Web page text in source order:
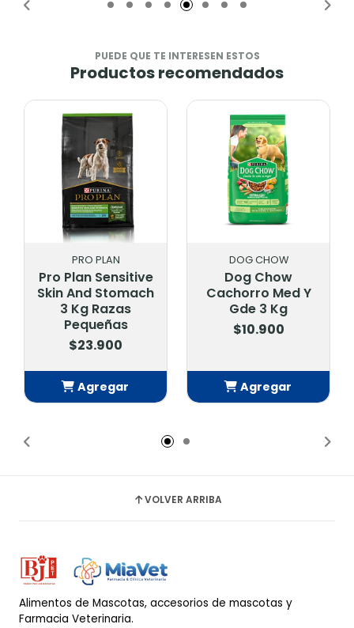
PUEDE QUE TE INTERESEN ESTOS
Productos recomendados
PRO PLAN
Pro Plan Sensitive
Skin And Stomach
3 Kg Razas
Pequeñas
$23.900
Agregar
DOG CHOW
Dog Chow
Cachorro Med Y
Gde 3 Kg
$10.900
Agregar
VOLVER ARRIBA
Alimentos de Mascotas, accesorios de mascotas y
Farmacia Veterinaria.